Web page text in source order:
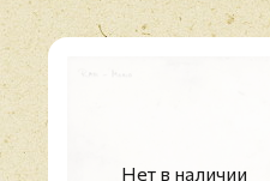
Нет в наличии